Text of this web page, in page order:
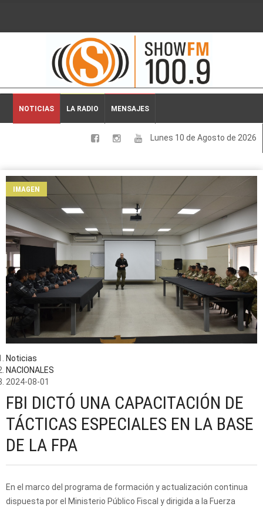
2026-08-10 05:27:20
NOTICIAS LA RADIO MENSAJES
Lunes 10 de Agosto de 2026
LOCALES
DEPORTES
ESPECTACULOS
INTERNACIONALES
IMAGEN
Noticias
NACIONALES
2024-08-01
FBI DICTÓ UNA CAPACITACIÓN DE
TÁCTICAS ESPECIALES EN LA BASE
DE LA FPA
En el marco del programa de formación y actualización continua
dispuesta por el Ministerio Público Fiscal y dirigida a la Fuerza